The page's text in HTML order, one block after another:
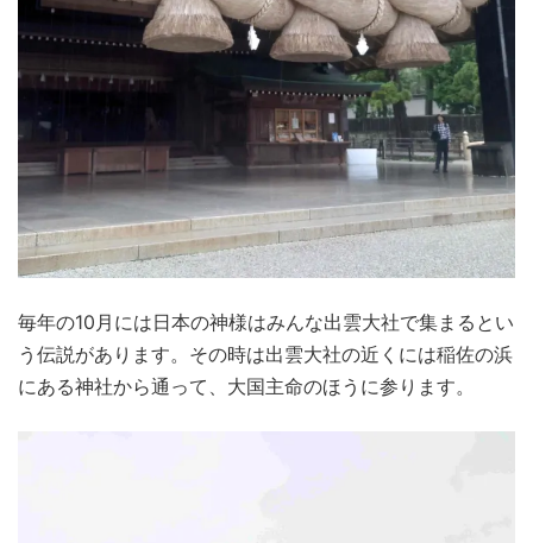
毎年の10月には日本の神様はみんな出雲大社で集まるとい
う伝説があります。その時は出雲大社の近くには稲佐の浜
にある神社から通って、大国主命のほうに参ります。